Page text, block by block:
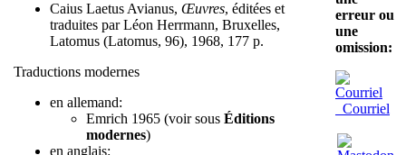
Caius Laetus Avianus, Œuvres, éditées et
traduites par Léon Herrmann, Bruxelles,
Latomus (Latomus, 96), 1968, 177 p.
Traductions modernes
en allemand:
Emrich 1965 (voir sous Éditions
modernes)
en anglais:
erreur ou
une
omission:
Courriel